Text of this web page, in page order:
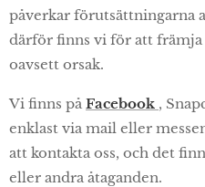
påverkar förutsättningarna
därför finns vi för att främja
oavsett orsak.
Vi finns på Facebook ,
enklast via mail eller
att kontakta oss, och det
eller andra åtaganden.